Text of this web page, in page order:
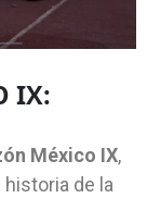
IX:
México IX,
de la